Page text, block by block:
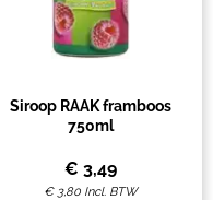
Siroop RAAK framboos
750ml
€ 3,49
€ 3,80 Incl. BTW